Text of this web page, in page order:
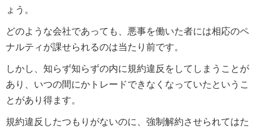
ょう。
どのような会社であっても、悪事を働いた者には相応のペ
ナルティが課せられるのは当たり前です。
しかし、知らず知らずの内に規約違反をしてしまうことが
あり、いつの間にかトレードできなくなっていたというこ
とがあり得ます。
規約違反したつもりがないのに、強制解約させられてはた